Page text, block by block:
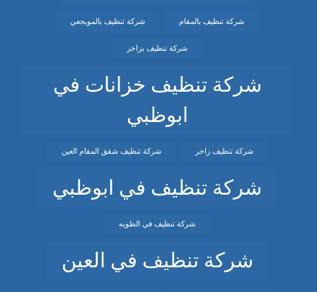
شركة تنظيف بالمقام شركة تنظيف بالمويجعي
شركة تنظيف بزاخر
شركة تنظيف خزانات في
ابوظبي
شركة تنظيف زاخر شركة تنظيف شقق المقام العين
شركة تنظيف في ابوظبي
شركة تنظيف في الطويه
شركة تنظيف في العين